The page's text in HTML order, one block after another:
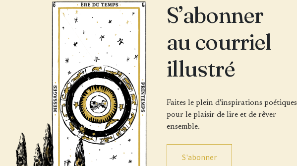
S’abonner
au courriel
illustré
Faites le plein d'inspirations poétiques
pour le plaisir de lire et de rêver
ensemble.
S'abonner